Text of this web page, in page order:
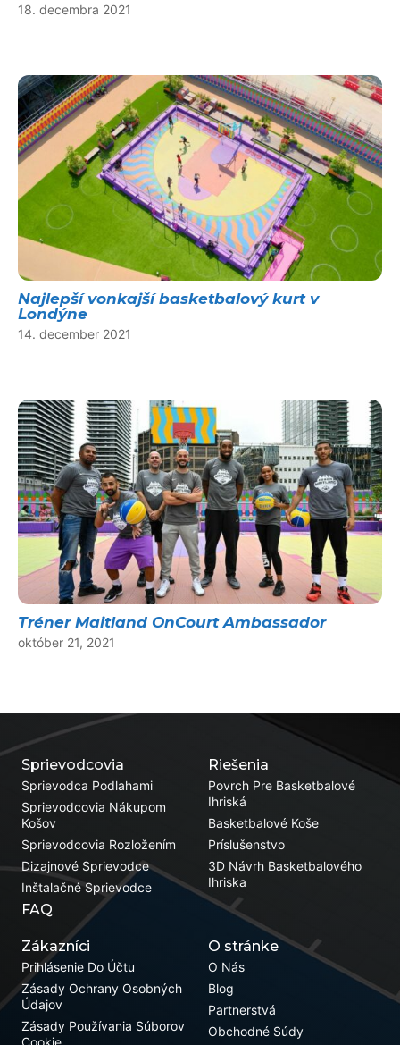
18. decembra 2021
Najlepší vonkajší basketbalový kurt v
Londýne
14. december 2021
Tréner Maitland OnCourt Ambassador
október 21, 2021
Riešenia
Povrch Pre Basketbalové
Ihriská
Basketbalové Koše
Príslušenstvo
3D Návrh Basketbalového
Ihriska
Sprievodcovia
Sprievodca Podlahami
Sprievodcovia Nákupom
Košov
Sprievodcovia Rozložením
Dizajnové Sprievodce
Inštalačné Sprievodce
FAQ
Zákazníci
Prihlásenie Do Účtu
Zásady Ochrany Osobných
Údajov
Zásady Používania Súborov
Cookie
O stránke
O Nás
Blog
Partnerstvá
Obchodné Súdy